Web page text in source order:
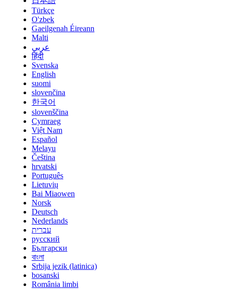
Türkçe
O'zbek
Gaeilgenah Éireann
Malti
عربي
हिंदी
Svenska
English
suomi
slovenčina
한국어
slovenščina
Cymraeg
Việt Nam
Español
Melayu
Čeština
hrvatski
Português
Lietuvių
Bai Miaowen
Norsk
Deutsch
Nederlands
עברית
русский
Български
বাংলা
Srbija jezik (latinica)
bosanski
România limbi